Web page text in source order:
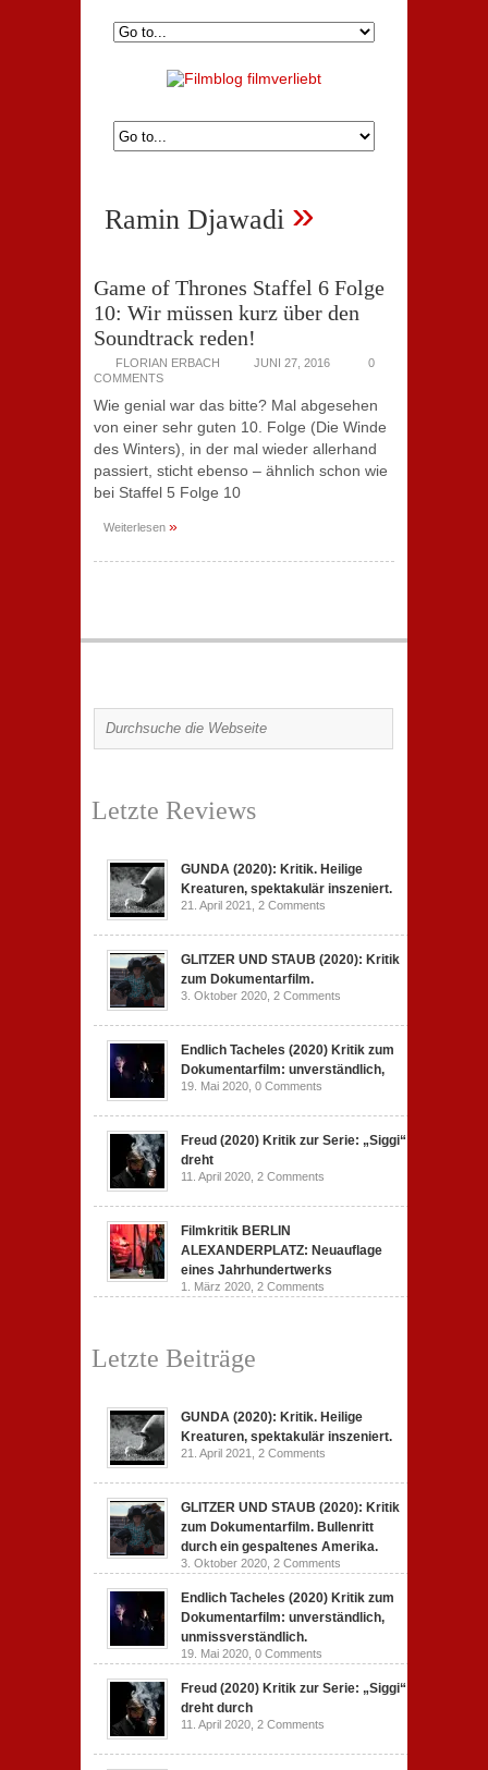
Ramin Djawadi »
Game of Thrones Staffel 6 Folge
10: Wir müssen kurz über den
Soundtrack reden!
FLORIAN ERBACH JUNI 27, 2016
0
COMMENTS
Wie genial war das bitte? Mal abgesehen
von einer sehr guten 10. Folge (Die Winde
des Winters), in der mal wieder allerhand
passiert, sticht ebenso – ähnlich schon wie
bei Staffel 5 Folge 10
Weiterlesen »
Letzte Reviews
GUNDA (2020): Kritik. Heilige
Kreaturen, spektakulär inszeniert.
21. April 2021, 2 Comments
GLITZER UND STAUB (2020): Kritik
zum Dokumentarfilm.
3. Oktober 2020, 2 Comments
Endlich Tacheles (2020) Kritik zum
Dokumentarfilm: unverständlich,
19. Mai 2020, 0 Comments
Freud (2020) Kritik zur Serie: „Siggi“
dreht
11. April 2020, 2 Comments
Filmkritik BERLIN
ALEXANDERPLATZ: Neuauflage
eines Jahrhundertwerks
1. März 2020, 2 Comments
Letzte Beiträge
GUNDA (2020): Kritik. Heilige
Kreaturen, spektakulär inszeniert.
21. April 2021, 2 Comments
GLITZER UND STAUB (2020): Kritik
zum Dokumentarfilm. Bullenritt
durch ein gespaltenes Amerika.
3. Oktober 2020, 2 Comments
Endlich Tacheles (2020) Kritik zum
Dokumentarfilm: unverständlich,
unmissverständlich.
19. Mai 2020, 0 Comments
Freud (2020) Kritik zur Serie: „Siggi“
dreht durch
11. April 2020, 2 Comments